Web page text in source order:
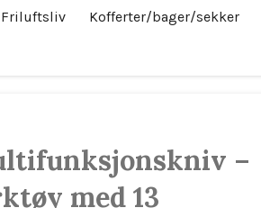
Friluftsliv
Kofferter/bager/sekker
–
med 13